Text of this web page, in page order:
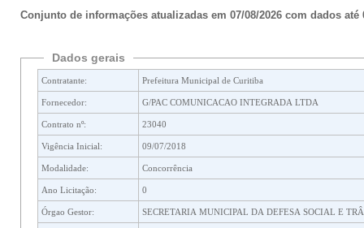
Conjunto de informações atualizadas em 07/08/2026 com dados até
Dados gerais
Contratante: Prefeitura Municipal de Curitiba
Fornecedor: G/PAC COMUNICACAO INTEGRADA LTDA
Contrato nº: 23040
Vigência Inicial: 09/07/2018
Modalidade: Concorrência
Ano Licitação: 0
Órgao Gestor: SECRETARIA MUNICIPAL DA DEFESA SOCIAL E